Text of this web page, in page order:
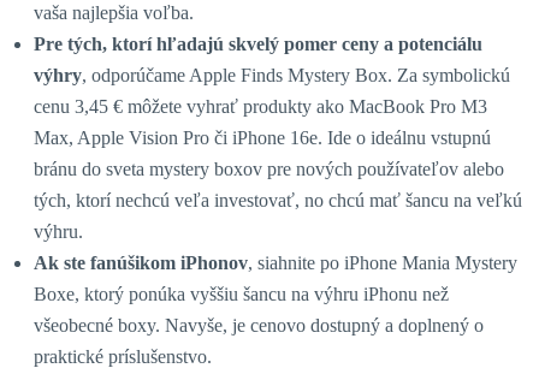
vaša najlepšia voľba.
Pre tých, ktorí hľadajú skvelý pomer ceny a potenciálu
výhry, odporúčame Apple Finds Mystery Box. Za symbolickú
cenu 3,45 € môžete vyhrať produkty ako MacBook Pro M3
Max, Apple Vision Pro či iPhone 16e. Ide o ideálnu vstupnú
bránu do sveta mystery boxov pre nových používateľov alebo
tých, ktorí nechcú veľa investovať, no chcú mať šancu na veľkú
výhru.
Ak ste fanúšikom iPhonov, siahnite po iPhone Mania Mystery
Boxe, ktorý ponúka vyššiu šancu na výhru iPhonu než
všeobecné boxy. Navyše, je cenovo dostupný a doplnený o
praktické príslušenstvo.